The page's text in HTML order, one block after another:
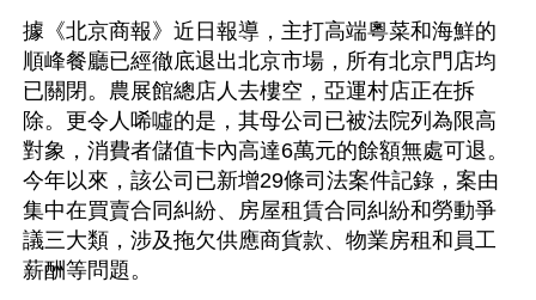
據《北京商報》近日報導，主打高端粵菜和海鮮的
順峰餐廳已經徹底退出北京市場，所有北京門店均
已關閉。農展館總店人去樓空，亞運村店正在拆
除。更令人唏噓的是，其母公司已被法院列為限高
對象，消費者儲值卡內高達6萬元的餘額無處可退。
今年以來，該公司已新增29條司法案件記錄，案由
集中在買賣合同糾紛、房屋租賃合同糾紛和勞動爭
議三大類，涉及拖欠供應商貨款、物業房租和員工
薪酬等問題。